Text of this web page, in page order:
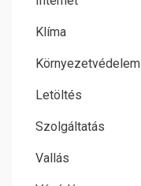
Klíma
Környezetvédelem
Letöltés
Szolgáltatás
Vallás